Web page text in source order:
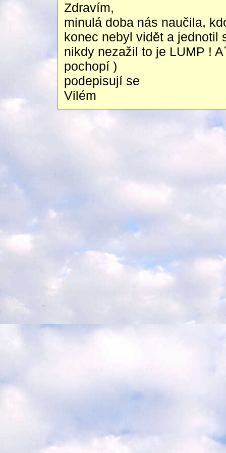
Zdravím,
minulá doba nás naučila,
konec nebyl vidět a jednotil
nikdy nezažil to je LUMP !
pochopí )
podepisují se
Vilém